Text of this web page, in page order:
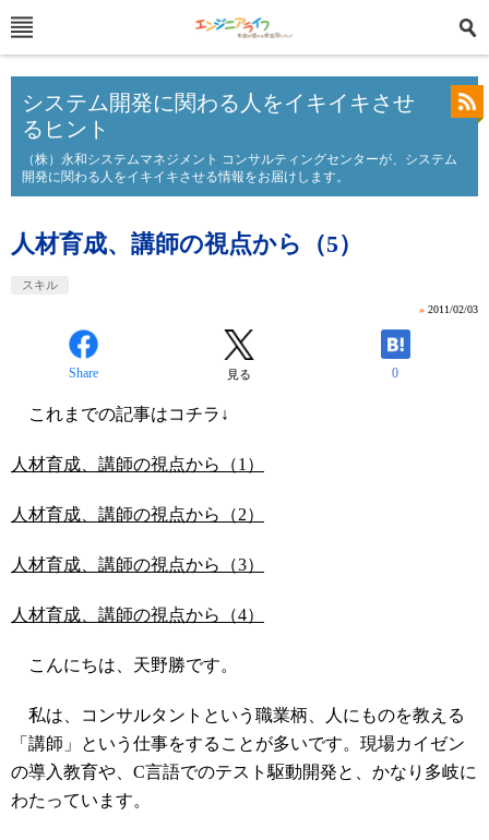
システム開発に関わる人をイキイキさせ
るヒント
（株）永和システムマネジメント コンサルティングセンターが、システム
開発に関わる人をイキイキさせる情報をお届けします。
人材育成、講師の視点から（5）
スキル
» 2011/02/03
Share 見る 0
これまでの記事はコチラ↓
人材育成、講師の視点から（1）
人材育成、講師の視点から（2）
人材育成、講師の視点から（3）
人材育成、講師の視点から（4）
こんにちは、天野勝です。
私は、コンサルタントという職業柄、人にものを教える
「講師」という仕事をすることが多いです。現場カイゼン
の導入教育や、C言語でのテスト駆動開発と、かなり多岐に
わたっています。